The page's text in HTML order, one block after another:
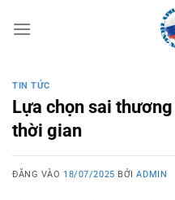
qua
TIN TỨC
Lựa chọn sai
thời gian
ĐĂNG VÀO 18/07/2025 BỞIADMIN